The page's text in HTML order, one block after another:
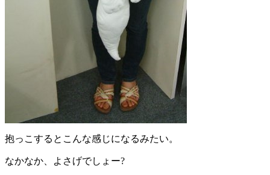
抱っこするとこんな感じになるみたい。
なかなか、よさげでしょー?